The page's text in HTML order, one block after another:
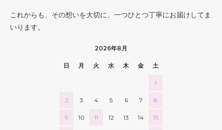
これからも、その想いを大切に、一つひとつ丁寧にお届けしてま
いります。
2026年8月
日 月 火 水 木 金 土
1
2 3 4 5 6 7 8
9 10 11 12 13 14 15